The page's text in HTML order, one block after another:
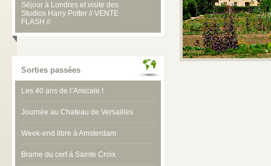
Séjour à Londres et visite des
Studios Harry Potter // VENTE
FLASH //
Sorties passées
Les 40 ans de l’Amicale !
Journée au Chateau de Versailles
Week-end libre à Amsterdam
Brame du cerf à Sainte Croix